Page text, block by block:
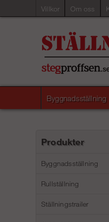
Villkor Om oss
Byggnadsställning
Produkter
Byggnadsställning
Rullställning
Ställningstrailer